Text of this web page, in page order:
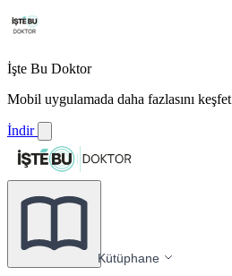
İşte Bu Doktor
Mobil uygulamada daha fazlasını keşfet
İndir
Kütüphane